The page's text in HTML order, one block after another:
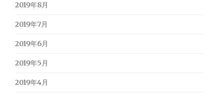
2019年8月
2019年7月
2019年6月
2019年5月
2019年4月